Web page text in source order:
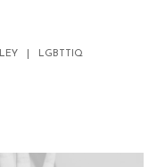
LEY LGBTTIQ